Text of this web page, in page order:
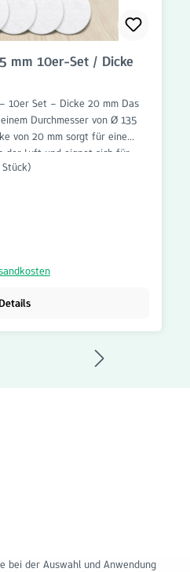
mm 10er-Set / Dicke
10er Set – Dicke 20 mm Das
Durchmesser von Ø 135
von 20 mm sorgt für eine
der Luft und eignet sich für
Wohnraumlüftung,
Lüftungskomponenten vor
die Funktionsfähigkeit der
lassen sich die Filter schnell
Wartungsintervalle und
Rundfilter G4 Ø 135 mm –
für
bei der Auswahl und Anwendung